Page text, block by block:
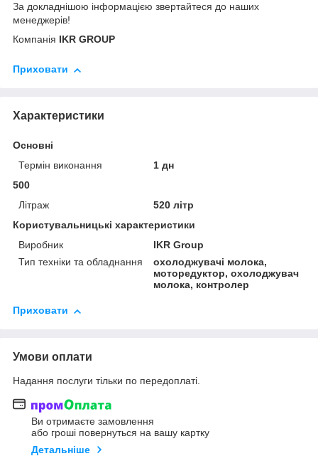
За докладнішою інформацією звертайтеся до наших
менеджерів!
Компанія IKR GROUP
Приховати
Характеристики
Основні
Термін виконання
1 дн
500
Літраж
520 літр
Користувальницькі характеристики
Виробник
IKR Group
Тип техніки та обладнання
охолоджувачі молока,
моторедуктор, охолоджувач
молока, контролер
Приховати
Умови оплати
Надання послуги тільки по передоплаті.
Ви отримаєте замовлення
або гроші повернуться на вашу картку
Детальніше